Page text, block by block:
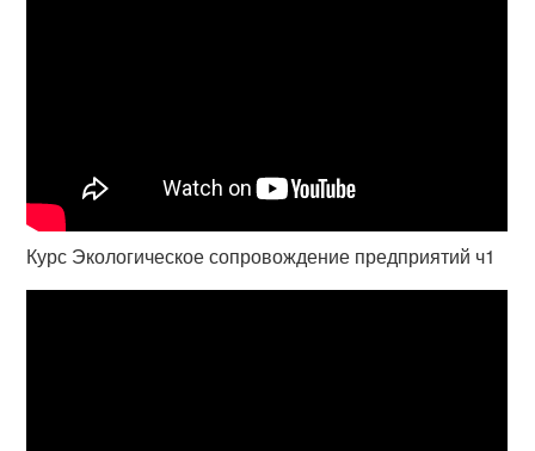
Курс Экологическое сопровождение предприятий ч1